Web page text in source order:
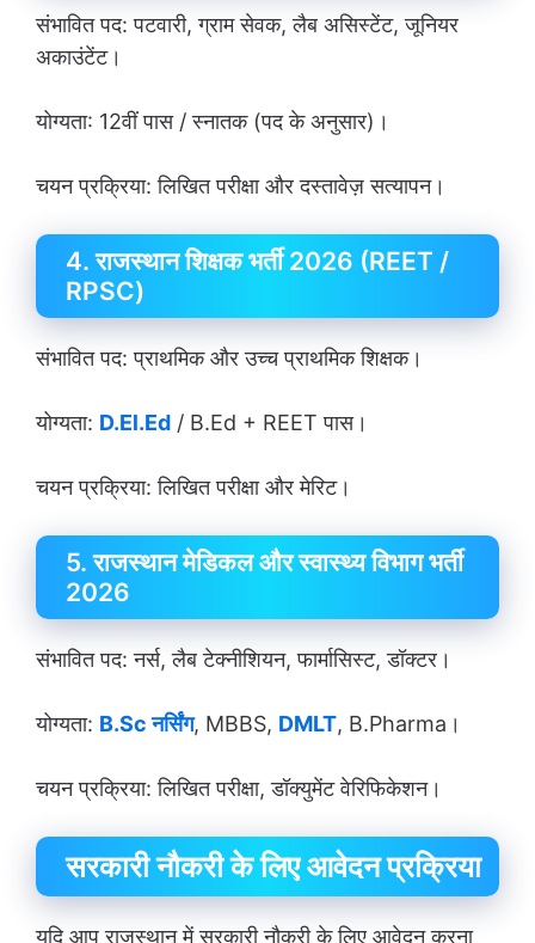
संभावित पद: पटवारी, ग्राम सेवक, लैब असिस्टेंट, जूनियर
अकाउंटेंट।
योग्यता: 12वीं पास / स्नातक (पद के अनुसार)।
चयन प्रक्रिया: लिखित परीक्षा और दस्तावेज़ सत्यापन।
4. राजस्थान शिक्षक भर्ती 2026 (REET /
RPSC)
संभावित पद: प्राथमिक और उच्च प्राथमिक शिक्षक।
योग्यता: D.El.Ed / B.Ed + REET पास।
चयन प्रक्रिया: लिखित परीक्षा और मेरिट।
5. राजस्थान मेडिकल और स्वास्थ्य विभाग भर्ती
2026
संभावित पद: नर्स, लैब टेक्नीशियन, फार्मासिस्ट, डॉक्टर।
योग्यता: B.Sc नर्सिंग, MBBS, DMLT, B.Pharma।
चयन प्रक्रिया: लिखित परीक्षा, डॉक्युमेंट वेरिफिकेशन।
सरकारी नौकरी के लिए आवेदन प्रक्रिया
यदि आप राजस्थान में सरकारी नौकरी के लिए आवेदन करना